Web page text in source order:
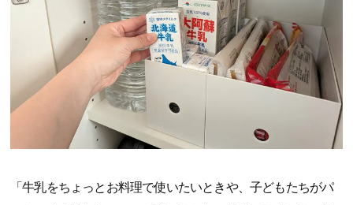
「牛乳をちょっとお料理で使いたいときや、子どもたちがパ